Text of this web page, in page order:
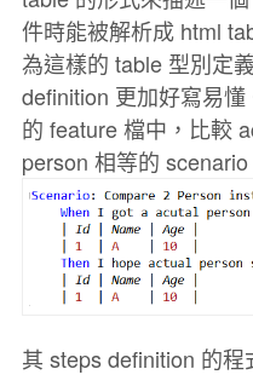
件時能被解析成 html
為這樣的 table 型別定
definition 更加好寫易
的 feature 檔中，比較
person 相等的 scenario
其 steps definition 的程